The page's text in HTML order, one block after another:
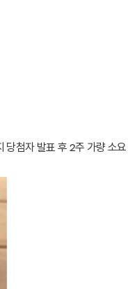
당첨자 발표 후 2주 가량 소요